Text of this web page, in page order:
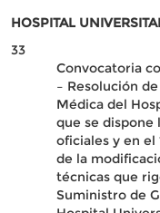
HOSPITAL
33
Convocatoria
– Resolución
Médica del
que se dispone
oficiales y en
de la
técnicas que
Suministro de